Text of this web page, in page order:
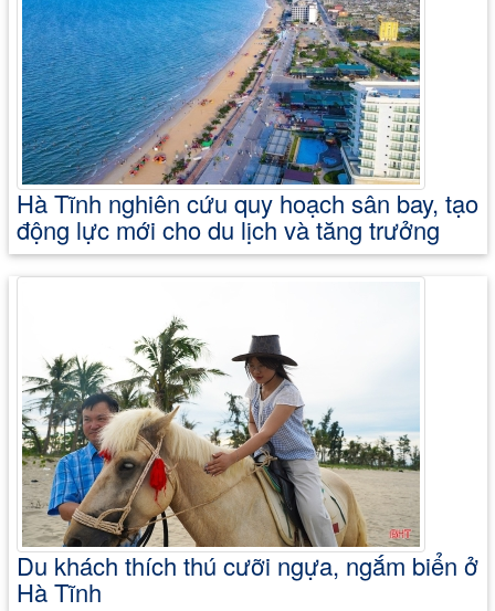
Hà Tĩnh nghiên cứu quy hoạch sân bay, tạo
động lực mới cho du lịch và tăng trưởng
Du khách thích thú cưỡi ngựa, ngắm biển ở
Hà Tĩnh